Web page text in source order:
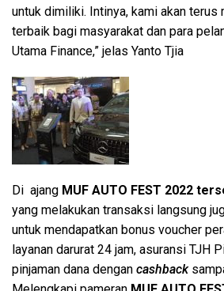
untuk dimiliki. Intinya, kami akan terus
terbaik bagi masyarakat dan para
Utama Finance,” jelas Yanto Tjia
Di ajang MUF AUTO FEST 2022
yang melakukan transaksi langsung
untuk mendapatkan bonus voucher
layanan darurat 24 jam, asuransi TJH
pinjaman dana dengan cashback